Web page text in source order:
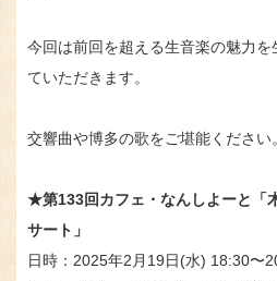
今回は前回を超える生音楽の魅力
ていただきます。
交響曲や博多の歌をご堪能ください。
★第133回カフェ・なんしよーと「
サート」
日時：2025年2月19日(水) 18:30〜